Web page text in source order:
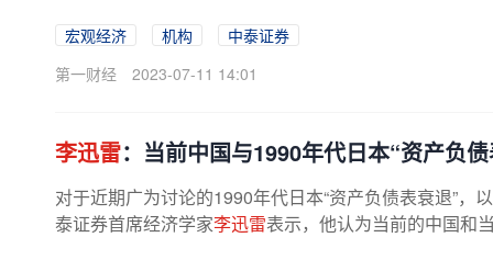
宏观经济 机构
中泰证券
第一财经
2023-07-11 14:01
李迅雷：当前中国与1990年代日本“资产负
对于近期广为讨论的1990年代日本“资产负债表衰退”，
泰证券首席经济学家李迅雷表示，他认为当前的中国和